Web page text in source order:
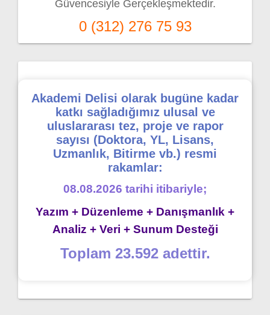
Güvencesiyle Gerçekleşmektedir.
0 (312) 276 75 93
Akademi Delisi olarak bugüne kadar
katkı sağladığımız ulusal ve
uluslararası tez, proje ve rapor
sayısı (Doktora, YL, Lisans,
Uzmanlık, Bitirme vb.) resmi
rakamlar:
08.08.2026 tarihi itibariyle;
Yazım + Düzenleme + Danışmanlık +
Analiz + Veri + Sunum Desteği
Toplam 23.592 adettir.